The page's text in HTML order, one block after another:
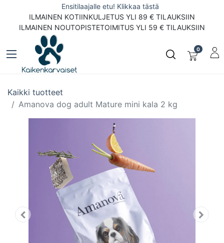
Ensitilaajalle etu! Klikkaa tästä
ILMAINEN KOTIINKULJETUS YLI 89 € TILAUKSIIN
ILMAINEN NOUTOPISTETOIMITUS YLI 59 € TILAUKSIIN
0
Kaikki tuotteet
Amanova dog adult Mature mini kala 2 kg